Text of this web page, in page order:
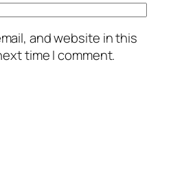
and website in this
time I comment.